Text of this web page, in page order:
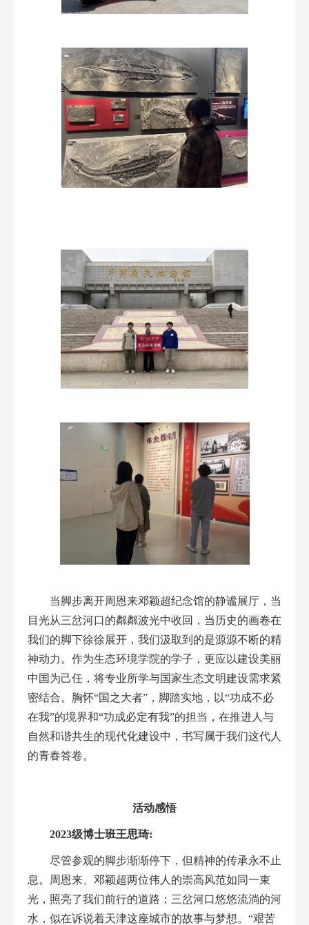
当脚步离开周恩来邓颖超纪念馆的静谧展厅，当
目光从三岔河口的粼粼波光中收回，当历史的画卷在
我们的脚下徐徐展开，我们汲取到的是源源不断的精
神动力。作为生态环境学院的学子，更应以建设美丽
中国为己任，将专业所学与国家生态文明建设需求紧
密结合。胸怀“国之大者”，脚踏实地，以“功成不必
在我”的境界和“功成必定有我”的担当，在推进人与
自然和谐共生的现代化建设中，书写属于我们这代人
的青春答卷。
活动感悟
2023级博士班王思琦:
尽管参观的脚步渐渐停下，但精神的传承永不止
息。周恩来、邓颖超两位伟人的崇高风范如同一束
光，照亮了我们前行的道路；三岔河口悠悠流淌的河
水，似在诉说着天津这座城市的故事与梦想。 “艰苦